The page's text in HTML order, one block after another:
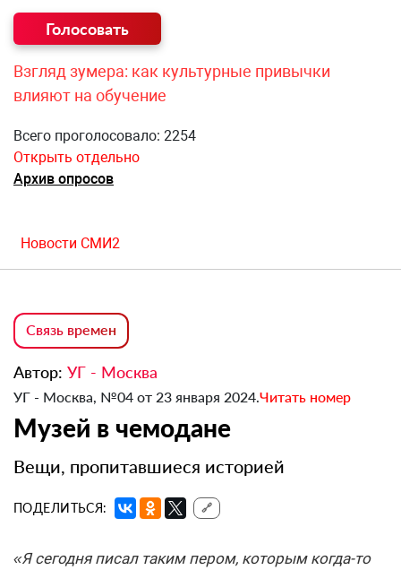
Взгляд зумера: как культурные привычки
влияют на обучение
Всего проголосовало: 2254
Открыть отдельно
Архив опросов
Новости СМИ2
Связь времен
Автор: УГ - Москва
УГ - Москва, №04 от 23 января 2024.Читать номер
Музей в чемодане
Вещи, пропитавшиеся историей
ПОДЕЛИТЬСЯ: 🔗
«Я сегодня писал таким пером, которым когда-то